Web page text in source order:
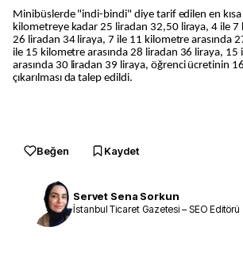
Minibüslerde "indi-bindi" diye tarif edilen en
kilometreye kadar 25 liradan 32,50 liraya, 4 ile 7
26 liradan 34 liraya, 7 ile 11 kilometre arasında
ile 15 kilometre arasında 28 liradan 36 liraya, 15
arasında 30 liradan 39 liraya, öğrenci ücretinin
çıkarılması da talep edildi.
Beğen Kaydet
Servet Sena Sorkun
İstanbul Ticaret Gazetesi – SEO Editörü